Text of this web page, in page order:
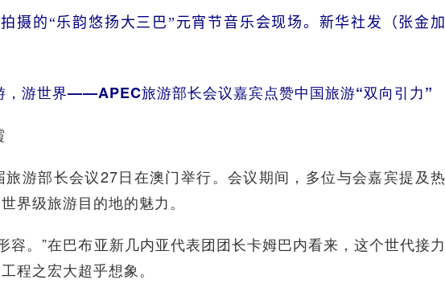
摄的“乐韵悠扬大三巴”元宵节音乐会现场。新华社发（张金加
，游世界——APEC旅游部长会议嘉宾点赞中国旅游“双向引力”
部长会议27日在澳门举行。会议期间，多位与会嘉宾提及热
界级旅游目的地的魅力。
。”在巴布亚新几内亚代表团团长卡姆巴内看来，这个世代接力
程之宏大超乎想象。